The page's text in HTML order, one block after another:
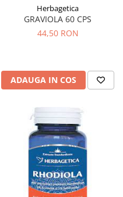
Herbagetica
GRAVIOLA 60 CPS
44,50 RON
ADAUGA IN COS